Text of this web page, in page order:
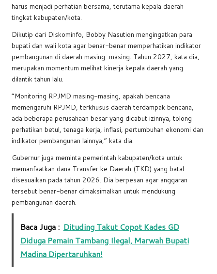
harus menjadi perhatian bersama, terutama kepala daerah
tingkat kabupaten/kota.
Dikutip dari Diskominfo, Bobby Nasution mengingatkan para
bupati dan wali kota agar benar-benar memperhatikan indikator
pembangunan di daerah masing-masing. Tahun 2027, kata dia,
merupakan momentum melihat kinerja kepala daerah yang
dilantik tahun lalu.
“Monitoring RPJMD masing-masing, apakah bencana
memengaruhi RPJMD, terkhusus daerah terdampak bencana,
ada beberapa perusahaan besar yang dicabut izinnya, tolong
perhatikan betul, tenaga kerja, inflasi, pertumbuhan ekonomi dan
indikator pembangunan lainnya,” kata dia.
Gubernur juga meminta pemerintah kabupaten/kota untuk
memanfaatkan dana Transfer ke Daerah (TKD) yang batal
disesuaikan pada tahun 2026. Dia berpesan agar anggaran
tersebut benar-benar dimaksimalkan untuk mendukung
pembangunan daerah.
Baca Juga : Dituding Takut Copot Kades GD
Diduga Pemain Tambang Ilegal, Marwah Bupati
Madina Dipertaruhkan!